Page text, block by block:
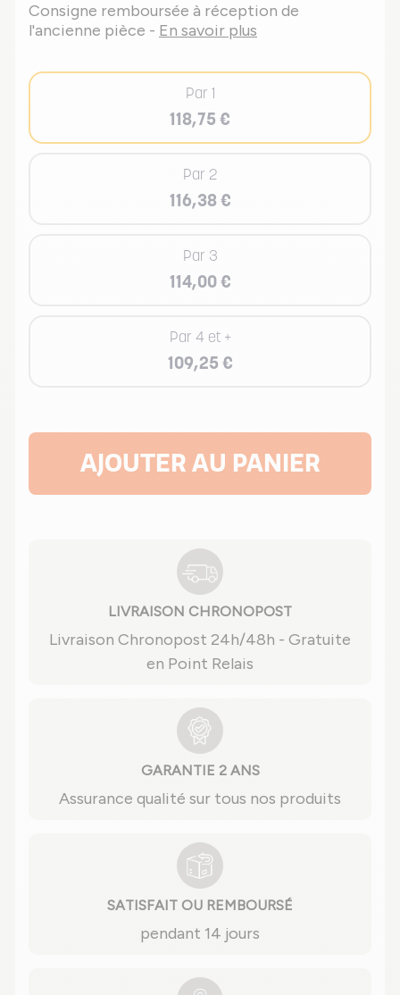
Consigne remboursée à réception de
l'ancienne pièce - En savoir plus
Par 1
118,75 €
Par 2
116,38 €
Par 3
114,00 €
Par 4 et +
109,25 €
AJOUTER AU PANIER
LIVRAISON CHRONOPOST
Livraison Chronopost 24h/48h - Gratuite
en Point Relais
GARANTIE 2 ANS
Assurance qualité sur tous nos produits
SATISFAIT OU REMBOURSÉ
pendant 14 jours